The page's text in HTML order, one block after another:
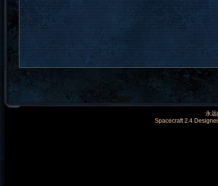
永
Spacecraft 2.4